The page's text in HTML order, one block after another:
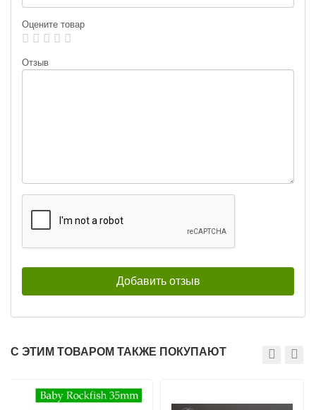
Оцените товар
Отзыв
С ЭТИМ ТОВАРОМ ТАКЖЕ ПОКУПАЮТ